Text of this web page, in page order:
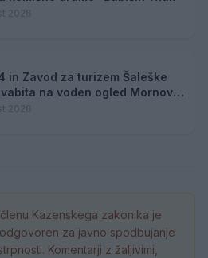
2026
in Zavod za turizem Šaleške
na voden ogled Mornove
2026
Kazenskega zakonika je
za javno spodbujanje
Komentarji z žaljivimi,